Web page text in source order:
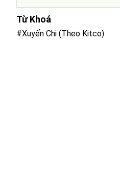
Từ Khoá
#Xuyến Chi (Theo Kitco)